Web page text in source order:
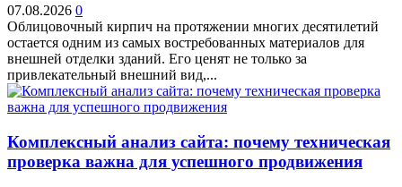
07.08.2026 0
Облицовочный кирпич на протяжении многих десятилетий
остается одним из самых востребованных материалов для
внешней отделки зданий. Его ценят не только за
привлекательный внешний вид,...
Комплексный анализ сайта: почему техническая
проверка важна для успешного продвижения